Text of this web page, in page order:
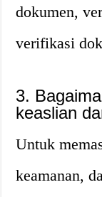
dokumen,
verifikasi
3.
keaslian
Untuk
keamanan,